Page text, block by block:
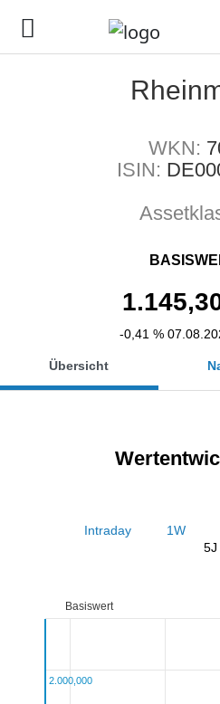
WKN:
ISIN:
-0,41 %
Übersicht
Intraday 1W
5J
2.000,000
Basiswert